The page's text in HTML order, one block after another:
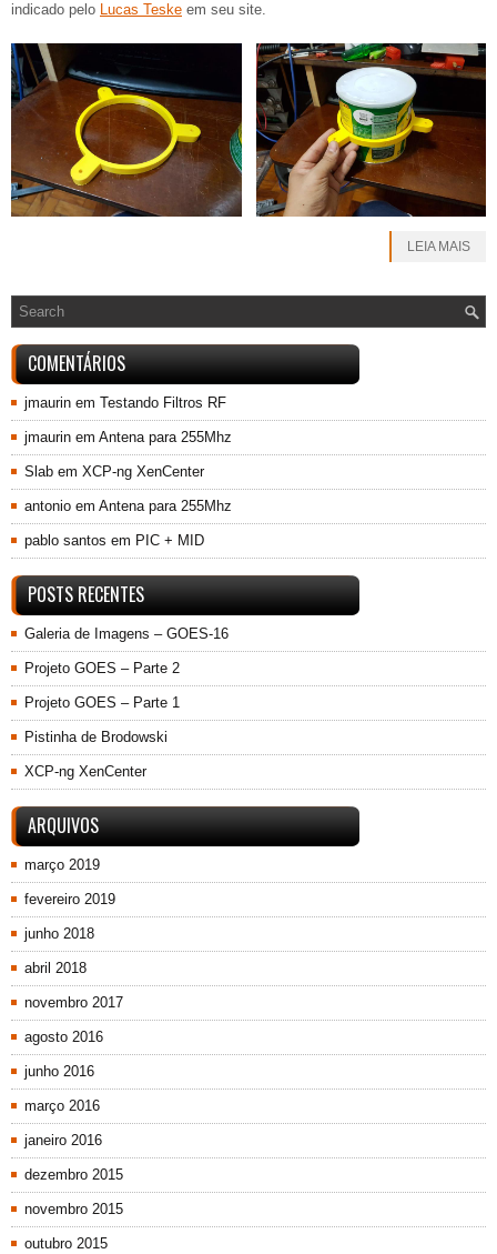
indicado pelo Lucas Teske em seu site.
LEIA MAIS
COMENTÁRIOS
jmaurin em Testando Filtros RF
jmaurin em Antena para 255Mhz
Slab em XCP-ng XenCenter
antonio em Antena para 255Mhz
pablo santos em PIC + MID
POSTS RECENTES
Galeria de Imagens – GOES-16
Projeto GOES – Parte 2
Projeto GOES – Parte 1
Pistinha de Brodowski
XCP-ng XenCenter
ARQUIVOS
março 2019
fevereiro 2019
junho 2018
abril 2018
novembro 2017
agosto 2016
junho 2016
março 2016
janeiro 2016
dezembro 2015
novembro 2015
outubro 2015